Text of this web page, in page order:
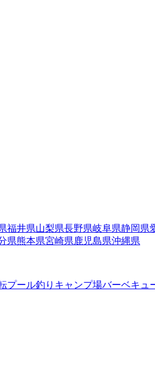
福井県山梨県長野県岐阜県静岡県
県熊本県宮崎県鹿児島県沖縄県
プール釣り キャンプ場バーベキュ